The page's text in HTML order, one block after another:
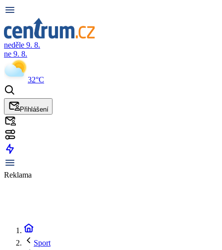
neděle 9. 8.
ne 9. 8.
32°C
Přihlášení
Reklama
Sport